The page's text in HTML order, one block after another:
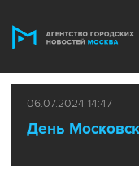
06.07.2024 14:47
День